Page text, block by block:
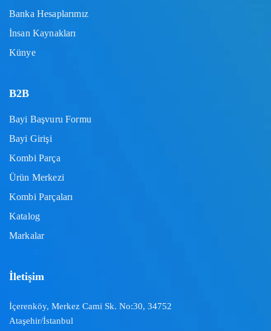
Banka Hesaplarımız
İnsan Kaynakları
Künye
B2B
Bayi Başvuru Formu
Bayi Girişi
Kombi Parça
Ürün Merkezi
Kombi Parçaları
Katalog
Markalar
İletişim
İçerenköy, Merkez Cami Sk. No:30, 34752
Ataşehir/İstanbul